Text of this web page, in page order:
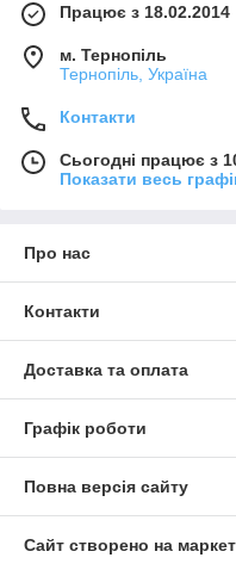
Працює з 18.02.2014
м. Тернопіль
Тернопіль, Україна
Контакти
Сьогодні працює з
Показати весь
Про нас
Контакти
Доставка та оплата
Графік роботи
Повна версія сайту
Сайт створено на